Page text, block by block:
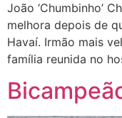
João ‘Chumbinho’
melhora depois de
Havaí. Irmão mais
família reunida no